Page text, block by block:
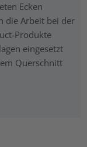
Ecken
die Arbeit bei der
Produkte
eingesetzt
Querschnitt